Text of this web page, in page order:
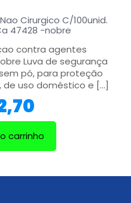
Cirurgico C/100unid.
47428 -nobre
contra agentes
Luva de segurança
pó, para proteção
uso doméstico e […]
carrinho